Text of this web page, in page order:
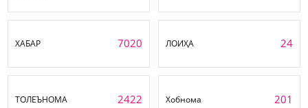
ХАБАР 7020 ЛОИҲА 24
ТОЛЕЪНОМА 2422 Хобнома 201